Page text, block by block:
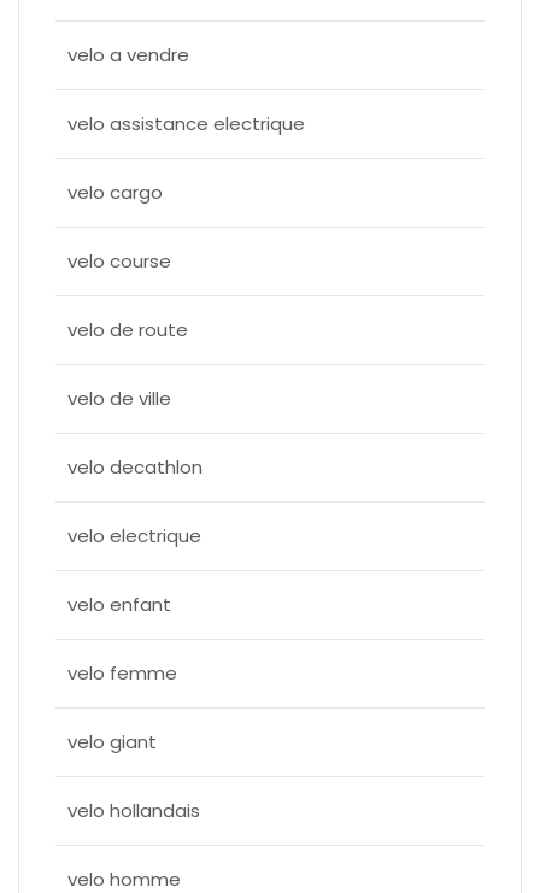
velo a vendre
velo assistance electrique
velo cargo
velo course
velo de route
velo de ville
velo decathlon
velo electrique
velo enfant
velo femme
velo giant
velo hollandais
velo homme